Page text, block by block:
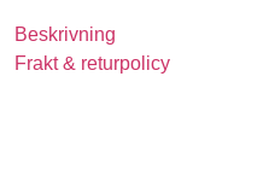
Beskrivning
Frakt & returpolicy